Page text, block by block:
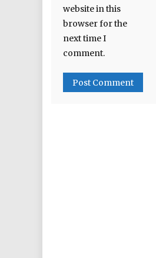
website in this
browser for the
next time I
comment.